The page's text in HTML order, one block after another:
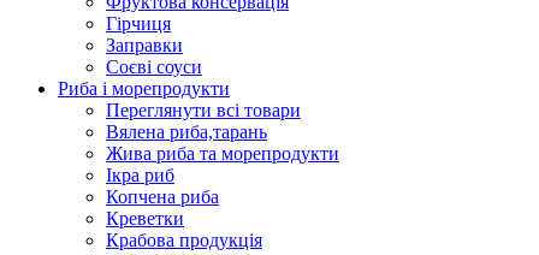
Гірчиця
Заправки
Соєві соуси
Риба і морепродукти
Переглянути всі товари
Вялена риба,тарань
Жива риба та морепродукти
Ікра риб
Копчена риба
Крeветки
Крабова продукція